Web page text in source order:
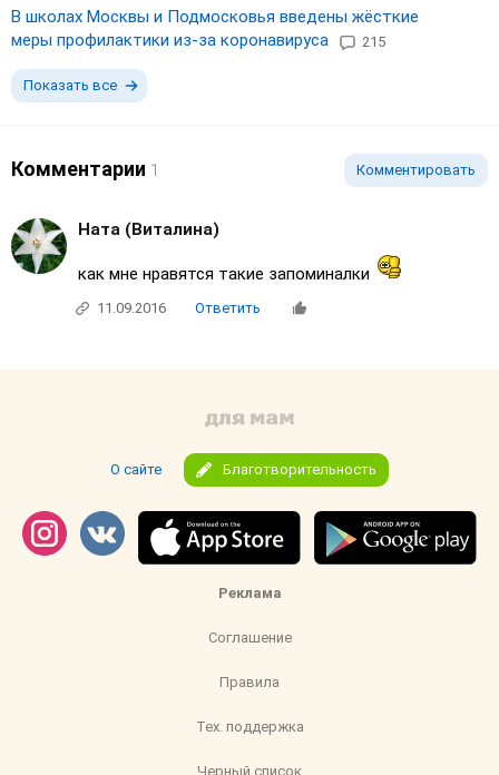
В школах Москвы и Подмосковья введены жёсткие
меры профилактики из-за коронавируса
215
Показать все
Комментарии 1 Комментировать
Ната (Виталина)
как мне нравятся такие запоминалки
11.09.2016 Ответить
О сайте Благотворительность
Реклама
Соглашение
Правила
Тех. поддержка
Черный список